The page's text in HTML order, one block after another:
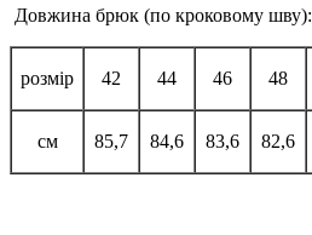
Довжина брюк (по кроковому шву):
розмір 42 44 46 48
см 85,7 84,6 83,6 82,6